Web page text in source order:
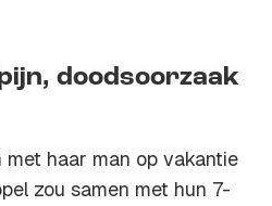
doodsoorzaak
haar man op vakantie
zou samen met hun 7-